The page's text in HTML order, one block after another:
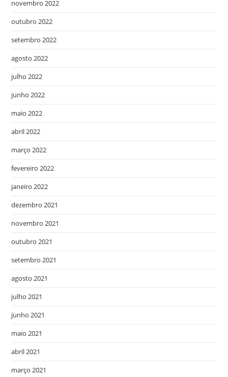
novembro 2022
outubro 2022
setembro 2022
agosto 2022
julho 2022
junho 2022
maio 2022
abril 2022
março 2022
fevereiro 2022
janeiro 2022
dezembro 2021
novembro 2021
outubro 2021
setembro 2021
agosto 2021
julho 2021
junho 2021
maio 2021
abril 2021
março 2021